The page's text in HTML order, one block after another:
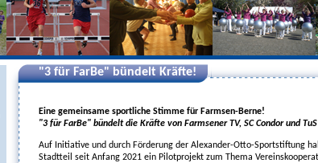
"3 für FarBe" bündelt Kräfte!
Eine gemeinsame sportliche Stimme für Farmsen-Berne!
"3 für FarBe" bündelt die Kräfte von Farmsener TV, SC Condor und
Auf Initiative und durch Förderung der Alexander-Otto-Sportstiftung
Stadtteil seit Anfang 2021 ein Pilotprojekt zum Thema